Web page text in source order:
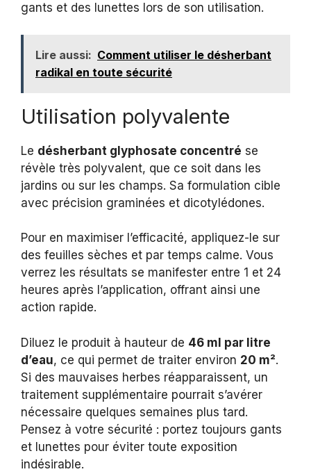
gants et des lunettes lors de son utilisation.
Lire aussi: Comment utiliser le désherbant
radikal en toute sécurité
Utilisation polyvalente
Le désherbant glyphosate concentré se
révèle très polyvalent, que ce soit dans les
jardins ou sur les champs. Sa formulation cible
avec précision graminées et dicotylédones.
Pour en maximiser l’efficacité, appliquez-le sur
des feuilles sèches et par temps calme. Vous
verrez les résultats se manifester entre 1 et 24
heures après l’application, offrant ainsi une
action rapide.
Diluez le produit à hauteur de 46 ml par litre
d’eau, ce qui permet de traiter environ 20 m².
Si des mauvaises herbes réapparaissent, un
traitement supplémentaire pourrait s’avérer
nécessaire quelques semaines plus tard.
Pensez à votre sécurité : portez toujours gants
et lunettes pour éviter toute exposition
indésirable.